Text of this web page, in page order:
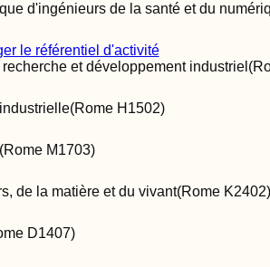
d'ingénieurs de la santé et du
le référentiel d'activité
et développement industriel
(Rome H1502)
M1703)
de la matière et du vivant(Rome K2402)
D1407)